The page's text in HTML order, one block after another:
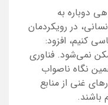
دوباره به
در رویکردمان
کنیم، افزود:
نمی‌شود. فناوری
نگاه ناصواب
غنی از منابع
باشند.